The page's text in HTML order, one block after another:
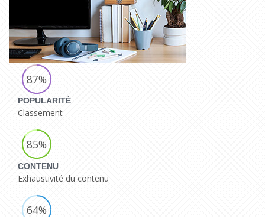
87%
POPULARITÉ
Classement
85%
CONTENU
Exhaustivité du contenu
64%